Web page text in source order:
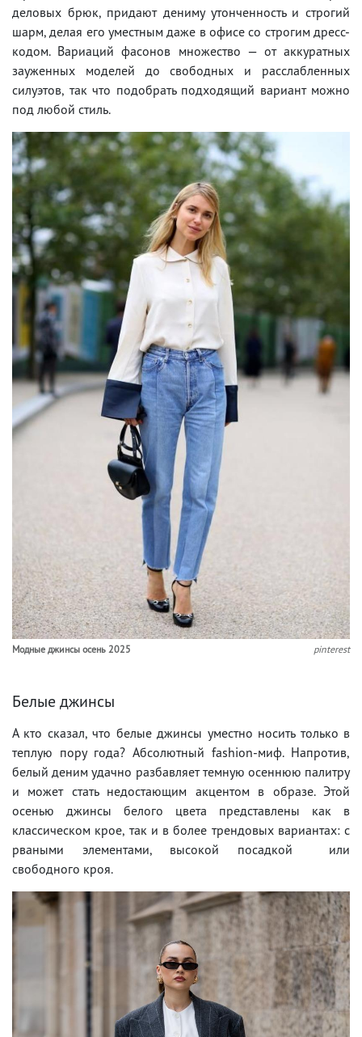
деловых брюк, придают дениму утонченность и строгий
шарм, делая его уместным даже в офисе со строгим дресс-
кодом. Вариаций фасонов множество — от аккуратных
зауженных моделей до свободных и расслабленных
силуэтов, так что подобрать подходящий вариант можно
под любой стиль.
Модные джинсы осень 2025 pinterest
Белые джинсы
А кто сказал, что белые джинсы уместно носить только в
теплую пору года? Абсолютный fashion-миф. Напротив,
белый деним удачно разбавляет темную осеннюю палитру
и может стать недостающим акцентом в образе. Этой
осенью джинсы белого цвета представлены как в
классическом крое, так и в более трендовых вариантах: с
рваными элементами, высокой посадкой или
свободного кроя.